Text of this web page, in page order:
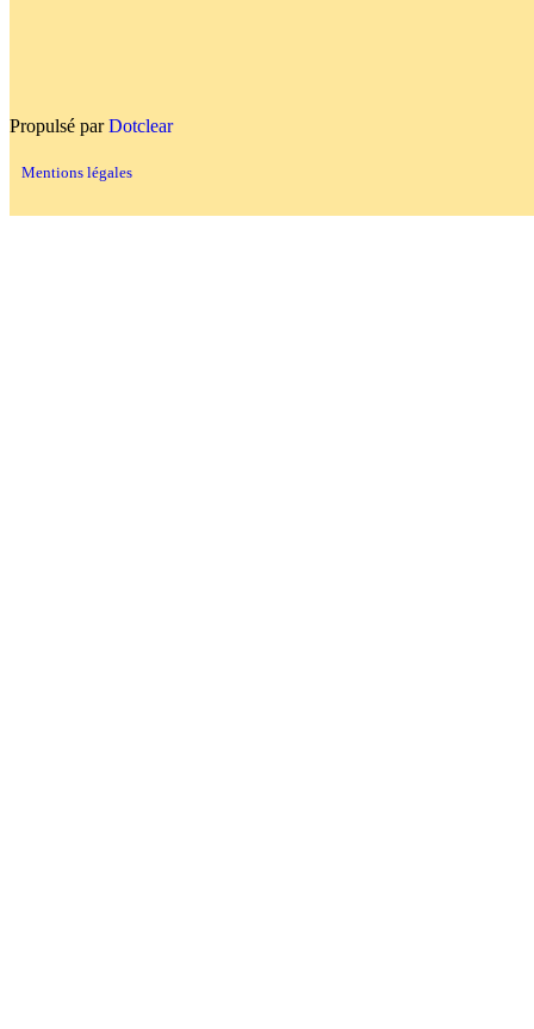
Propulsé parDotclear
Mentions légales